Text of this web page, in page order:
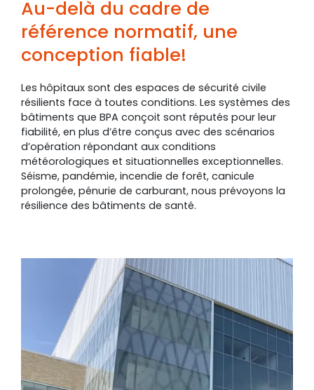
Au-delà du cadre de
référence normatif, une
conception fiable!
Les hôpitaux sont des espaces de sécurité civile
résilients face à toutes conditions. Les systèmes des
bâtiments que BPA conçoit sont réputés pour leur
fiabilité, en plus d’être conçus avec des scénarios
d’opération répondant aux conditions
météorologiques et situationnelles exceptionnelles.
Séisme, pandémie, incendie de forêt, canicule
prolongée, pénurie de carburant, nous prévoyons la
résilience des bâtiments de santé.